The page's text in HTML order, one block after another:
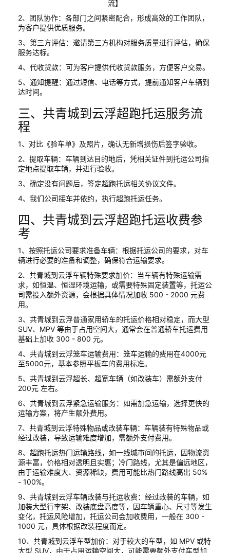
2、团队协作：各部门之间紧密配合，形成高效的工作团队，
为客户提供优质服务。
3、第三方评估：邀请第三方机构对服务质量进行评估，确保
服务达标。
4、代收货款：可为客户提供代收货款服务，方便客户交易。
5、通知提醒：通过短信、电话等方式，提前通知客户车辆到
达时间。
三、共青城到云浮超跑托运服务流
程
1、对比《验车单》及照片，确认无新增损伤后签字验收。
2、提取车辆：车辆到达目的地后，凭相关证件到托运公司指
定地点提取车辆，并进行验收。
3、确定没有问题后，签定超跑托运相关协议文件。
4、我们公司接车并依约，执行超跑托运任务。
四、共青城到云浮超跑托运收费参
考
1、按照托运公司要求准备车辆：根据托运公司的要求，对车
辆进行必要的准备和调整，确保符合运输要求。
2、共青城到云浮车辆特殊要求加价：当车辆有特殊运输需
求，如恒温、恒湿环境运输，或需要特殊固定装置等，托运公
司需投入额外资源，会根据具体情况加收 500 - 2000 元费
用。
3、共青城到云浮普通家用轿车的托运价格相对稳定，而大型
SUV、MPV 等由于占用空间大，通常会在普通轿车托运费用
基础上加收 300 - 800 元。
4、共青城到云浮笼车运输费用：笼车运输的费用在4000元
至5000元，基本参照平板车的费用标准。
5、共青城到云浮超长、超宽车辆（如改装车）需额外支付
200元 左右。
6、共青城到云浮紧急运输服务：如需加急运输，选择更快的
运输方案，将产生额外费用。
7、共青城到云浮特殊物品或改装车辆：车辆装有特殊物品或
经过改装，导致运输难度增加，需额外支付费用。
8、超跑托运热门运输路线，如一线城市间的托运，因物流资
源丰富，价格相对透明且实惠；冷门路线，尤其是偏远地区，
由于运输难度大、资源稀缺，费用可能比热门路线高出 50%
- 100%。
9、共青城到云浮车辆改装与托运收费：经过改装的车辆，如
加装大型行李架、改装底盘高度等，因车辆重心、尺寸等发生
变化，托运风险增加，托运公司会加收费用，一般在 300 -
1000 元，具体根据改装程度而定。
10、共青城到云浮车型加价：对于较大的车型，如 MPV 或特
大型 SUV，由于占用运输空间大，可能需要额外支付车型加